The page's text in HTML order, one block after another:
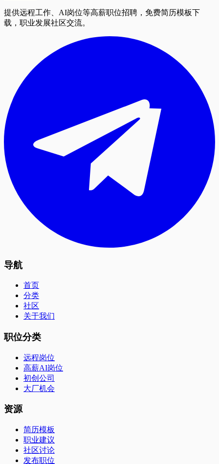
提供远程工作、AI岗位等高薪职位招聘，免费简历模板下
载，职业发展社区交流。
导航
首页
分类
社区
关于我们
职位分类
远程岗位
高薪AI岗位
初创公司
大厂机会
资源
简历模板
职业建议
社区讨论
发布职位